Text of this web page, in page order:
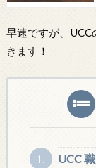
早速ですが、
きます！
1.
UCC